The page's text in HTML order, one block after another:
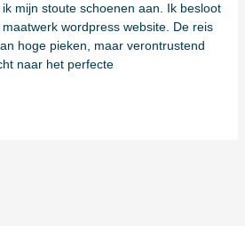
mijn stoute schoenen aan. Ik besloot
wordpress website. De reis
hoge pieken, maar verontrustend
naar het perfecte